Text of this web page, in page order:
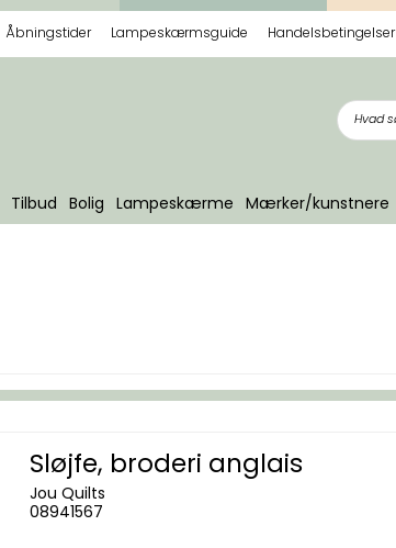
Åbningstider Lampeskærmsguide Handelsbetingelser
Tilbud Bolig Lampeskærme Mærker/kunstnere
Sløjfe, broderi anglais
Jou Quilts
08941567